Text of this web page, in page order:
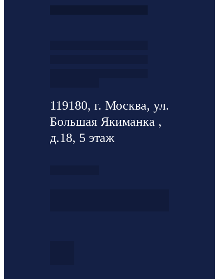
119180, г. Москва, ул.
Большая Якиманка ,
д.18, 5 этаж